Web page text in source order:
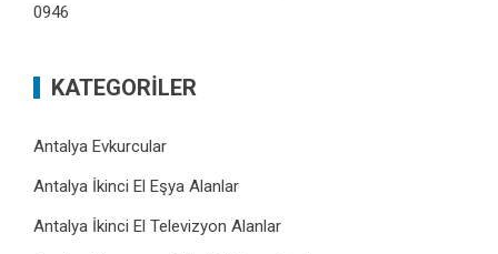
0946
KATEGORILER
Antalya Evkurcular
Antalya İkinci El Eşya Alanlar
Antalya İkinci El Televizyon Alanlar